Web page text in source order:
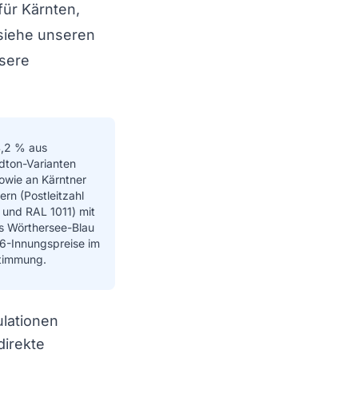
Kärnten,
unseren
% aus
Varianten
an Kärntner
(Postleitzahl
RAL 1011) mit
Wörthersee-Blau
Innungspreise im